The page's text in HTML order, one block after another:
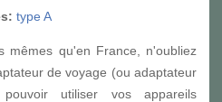
type A
mêmes qu'en France, n'oubliez
de voyage (ou adaptateur
utiliser vos appareils